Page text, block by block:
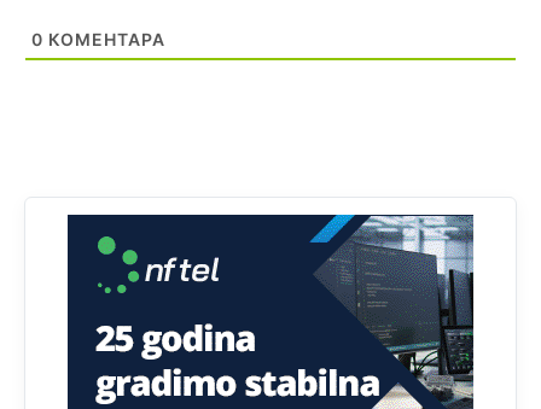
0 КОМЕНТАРА
genocidna tvorevina pravi smetnju a recimo Srbija je
davnopriznala.Nasvakom proizvodu iz Srbije stoji -
Kosovo-kome će se vratiti? Gdje je dobrodošla i koga
da brani? A imamo vojsku Kosova kojoj želimo svako
dobro i da se što bolje opreme
Анонимно2808202
i mi tebi želimo dug život i tešku bolest
Анонимно2808216 јуче 1:42